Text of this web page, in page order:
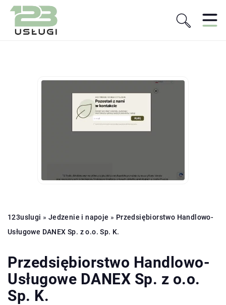
123uslugi » Jedzenie i napoje » Przedsiębiorstwo Handlowo-
Usługowe DANEX Sp. z o.o. Sp. K.
Przedsiębiorstwo Handlowo-
Usługowe DANEX Sp. z o.o.
Sp. K.